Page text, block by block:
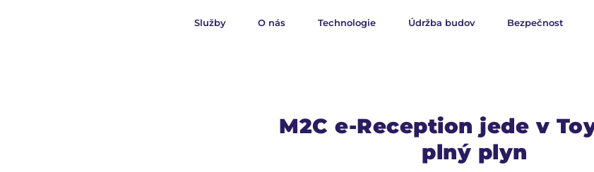
Služby O nás Technologie Údržba budov Bezpečnost
M2C e-Reception jede v
plný plyn